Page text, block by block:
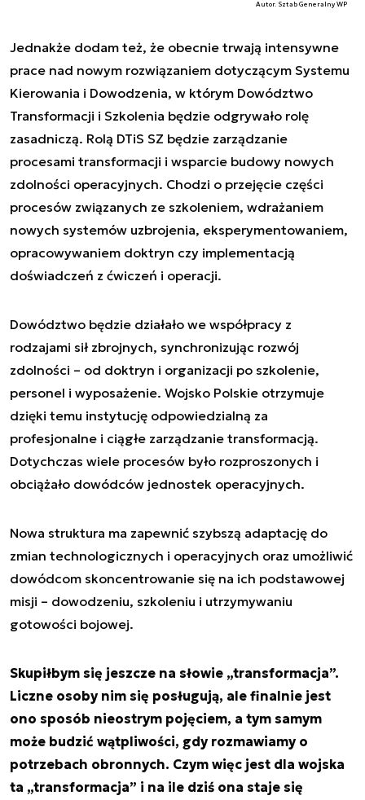
Autor. Sztab Generalny WP
Jednakże dodam też, że obecnie trwają intensywne
prace nad nowym rozwiązaniem dotyczącym Systemu
Kierowania i Dowodzenia, w którym Dowództwo
Transformacji i Szkolenia będzie odgrywało rolę
zasadniczą. Rolą DTiS SZ będzie zarządzanie
procesami transformacji i wsparcie budowy nowych
zdolności operacyjnych. Chodzi o przejęcie części
procesów związanych ze szkoleniem, wdrażaniem
nowych systemów uzbrojenia, eksperymentowaniem,
opracowywaniem doktryn czy implementacją
doświadczeń z ćwiczeń i operacji.
Dowództwo będzie działało we współpracy z
rodzajami sił zbrojnych, synchronizując rozwój
zdolności – od doktryn i organizacji po szkolenie,
personel i wyposażenie. Wojsko Polskie otrzymuje
dzięki temu instytucję odpowiedzialną za
profesjonalne i ciągłe zarządzanie transformacją.
Dotychczas wiele procesów było rozproszonych i
obciążało dowódców jednostek operacyjnych.
Nowa struktura ma zapewnić szybszą adaptację do
zmian technologicznych i operacyjnych oraz umożliwić
dowódcom skoncentrowanie się na ich podstawowej
misji – dowodzeniu, szkoleniu i utrzymywaniu
gotowości bojowej.
Skupiłbym się jeszcze na słowie „transformacja”.
Liczne osoby nim się posługują, ale finalnie jest
ono sposób nieostrym pojęciem, a tym samym
może budzić wątpliwości, gdy rozmawiamy o
potrzebach obronnych. Czym więc jest dla wojska
ta „transformacja” i na ile dziś ona staje się